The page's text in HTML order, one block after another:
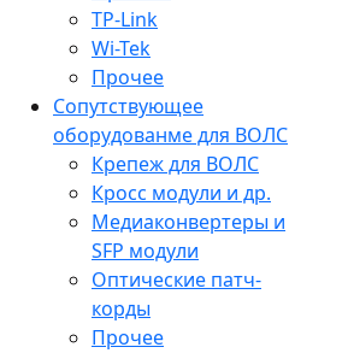
TP-Link
Wi-Tek
Прочее
Сопутствующее
оборудованме для ВОЛС
Крепеж для ВОЛС
Кросс модули и др.
Медиаконвертеры и
SFP модули
Оптические патч-
корды
Прочее